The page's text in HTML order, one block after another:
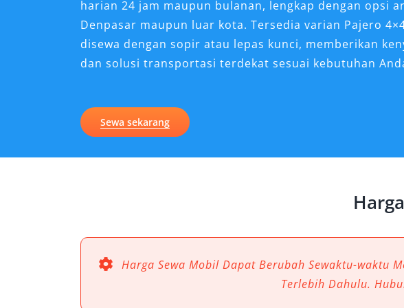
harian 24 jam maupun bulanan, lengkap dengan opsi
Denpasar maupun luar kota. Tersedia varian Pajero
disewa dengan sopir atau lepas kunci, memberikan
dan solusi transportasi terdekat sesuai kebutuhan
Bali
rental mobil Pajero Bali yang handal dan berkelas.
yang premium di berbagai medan Pulau Dewata.
1. Desain Elegan dan Gagah yang
Hidup Modern
Sewa sekarang
Harga Sewa Mobil Dapat Berubah Sewaktu-waktu
Terlebih Dahulu.